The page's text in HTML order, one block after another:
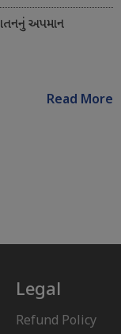
અપમાન
Read More
Legal
Refund Policy